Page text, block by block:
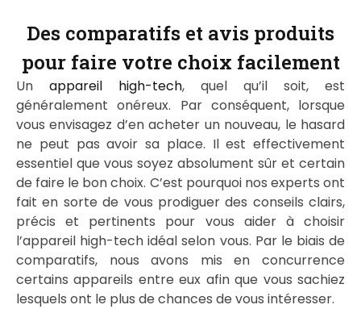
Des comparatifs et avis produits
pour faire votre choix facilement
Un appareil high-tech, quel qu’il soit, est
généralement onéreux. Par conséquent, lorsque
vous envisagez d’en acheter un nouveau, le hasard
ne peut pas avoir sa place. Il est effectivement
essentiel que vous soyez absolument sûr et certain
de faire le bon choix. C’est pourquoi nos experts ont
fait en sorte de vous prodiguer des conseils clairs,
précis et pertinents pour vous aider à choisir
l’appareil high-tech idéal selon vous. Par le biais de
comparatifs, nous avons mis en concurrence
certains appareils entre eux afin que vous sachiez
lesquels ont le plus de chances de vous intéresser.